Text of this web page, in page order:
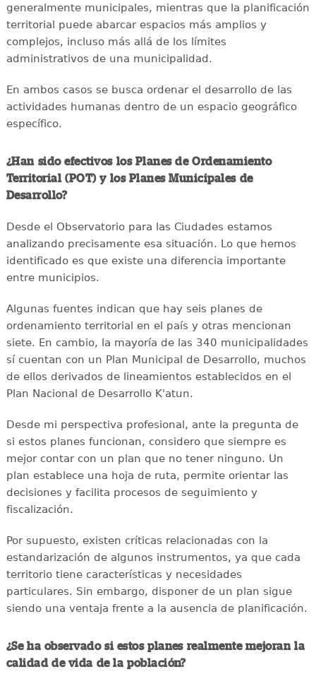
generalmente municipales, mientras que la planificación
territorial puede abarcar espacios más amplios y
complejos, incluso más allá de los límites
administrativos de una municipalidad.
En ambos casos se busca ordenar el desarrollo de las
actividades humanas dentro de un espacio geográfico
específico.
¿Han sido efectivos los Planes de Ordenamiento
Territorial (POT) y los Planes Municipales de
Desarrollo?
Desde el Observatorio para las Ciudades estamos
analizando precisamente esa situación. Lo que hemos
identificado es que existe una diferencia importante
entre municipios.
Algunas fuentes indican que hay seis planes de
ordenamiento territorial en el país y otras mencionan
siete. En cambio, la mayoría de las 340 municipalidades
sí cuentan con un Plan Municipal de Desarrollo, muchos
de ellos derivados de lineamientos establecidos en el
Plan Nacional de Desarrollo K'atun.
Desde mi perspectiva profesional, ante la pregunta de
si estos planes funcionan, considero que siempre es
mejor contar con un plan que no tener ninguno. Un
plan establece una hoja de ruta, permite orientar las
decisiones y facilita procesos de seguimiento y
fiscalización.
Por supuesto, existen críticas relacionadas con la
estandarización de algunos instrumentos, ya que cada
territorio tiene características y necesidades
particulares. Sin embargo, disponer de un plan sigue
siendo una ventaja frente a la ausencia de planificación.
¿Se ha observado si estos planes realmente mejoran la
calidad de vida de la población?